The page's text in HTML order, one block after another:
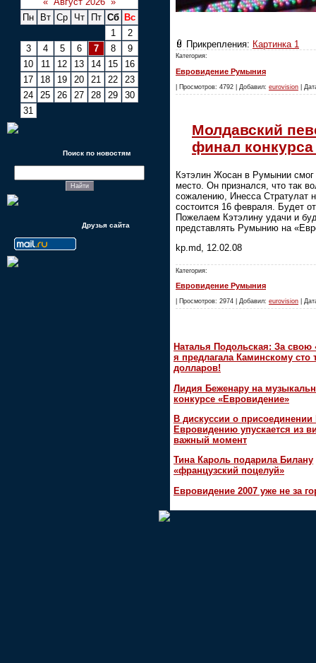
Пн
Вт Ср Чт Пт Сб
Вс
1
2
3
4 5 6 7 8
9
10
11 12 13 14 15
16
17
18 19 20 21 22
23
24
25 26 27 28 29
30
31
Поиск по новостям
Друзья сайта
Прикрепления: Картинка 1
Категория:
Евровидение Румыния
| Просмотров: 4792 | Добавил: eurovision |
Молдавский
финал
Кэтэлин Жосан в Румынии смог
место. Он признался, что так
сожалению, Инесса Стратулат
состоится 16 февраля. Будет
Пожелаем Кэтэлину удачи и
представлять Румынию на
kp.md, 12.02.08
Категория:
Евровидение Румыния
| Просмотров: 2974 | Добавил: eurovision |
Наталья Подольская: За свою
я предлагала Каминскому сто
долларов!
Лидия Беженару на
конкурсе «Евровидение»
В дискуссии о
Евровидению упускается из
важный момент
Тина Кароль подарила Билану
«французский поцелуй»
Евровидение 2007 уже не за